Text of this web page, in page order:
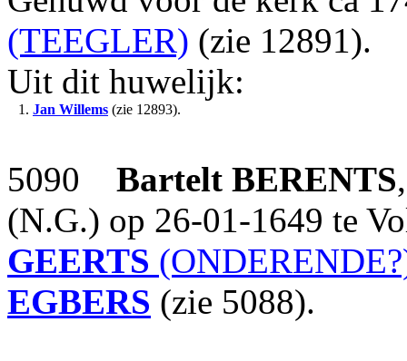
(TEEGLER) (zie 12891).
Uit dit huwelijk:
1. Jan Willems (zie 12893).
5090 Bartelt BERENTS
(N.G.) op 26-01-1649 te
GEERTS
EGBERS (zie 5088).